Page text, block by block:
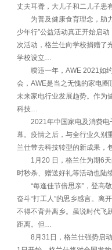
丈夫耳聋，大儿子和二儿子患
为普及健康食育理念，助力
少年行”公益活动真正开始启
次活动，格兰仕向学校捐赠了
学校设立…
暌违一年，AWE 2021如约
会，AWE是当之无愧的家电
未来家电行业发展趋势。作为
科技…
2021年中国家电及消费电
幕。疫情之后，与全行业久别
兰仕带去科技转型的新成果，
1月20 日，格兰仕为期6天
时秒杀、赠送好礼等活动也陆
“每逢佳节倍思亲”，登高敬
奋斗“打工人”的思乡感言。离
不得不背井离乡。虽说时代飞
距离。但…
8月31日，格兰仕强势启动